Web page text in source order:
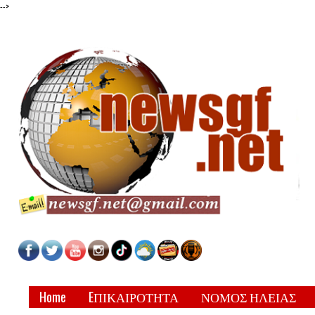
-->
Home EΠΙΚΑΙΡΟΤΗΤΑ ΝΟΜΟΣ ΗΛΕΙΑΣ